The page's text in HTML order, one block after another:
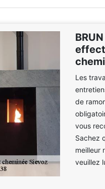
Les
de
vous
Sachez
meilleur
veuillez